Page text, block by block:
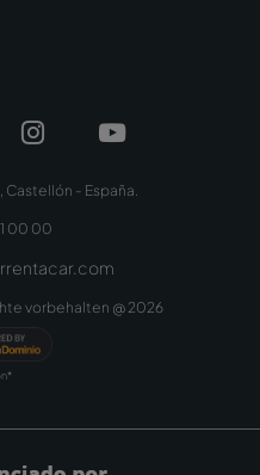
Castellón - España.
00 00
vorbehalten @ 2026